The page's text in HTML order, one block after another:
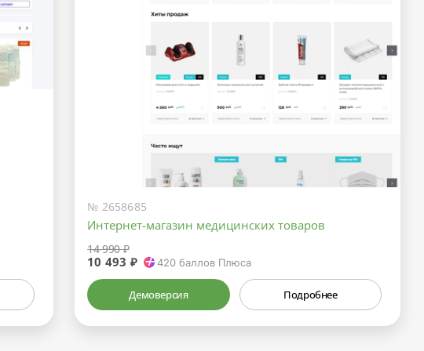
№ 2658685
Интернет-магазин медицинских товаров
14 990 ₽
10 493 ₽ 420баллов Плюса
Демоверсия Подробнее